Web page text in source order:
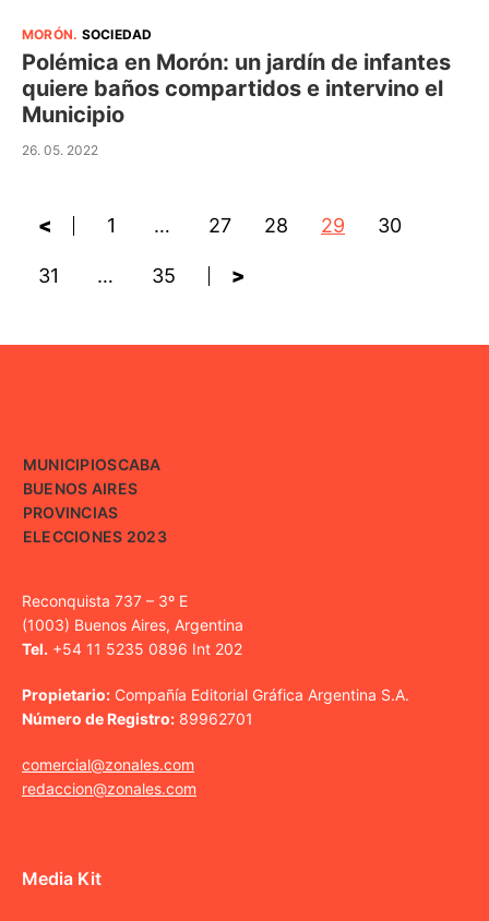
MORÓN. SOCIEDAD
Polémica en Morón: un jardín de infantes
quiere baños compartidos e intervino el
Municipio
26. 05. 2022
< 1 … 27 28 29 30
31 … 35 >
MUNICIPIOSCABA
BUENOS AIRES
PROVINCIAS
ELECCIONES 2023
Reconquista 737 – 3º E
(1003) Buenos Aires, Argentina
Tel. +54 11 5235 0896 Int 202
Propietario: Compañía Editorial Gráfica Argentina S.A.
Número de Registro: 89962701
comercial@zonales.com
redaccion@zonales.com
Media Kit